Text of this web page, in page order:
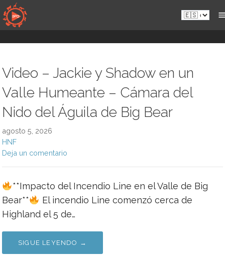
Saltar
al
contenido
Es.sportsmansparadiseonline.com
Video – Jackie y Shadow en un
Valle Humeante – Cámara del
Nido del Águila de Big Bear
agosto 5, 2026
HNF
Deja un comentario
**Impacto del Incendio Line en el Valle de Big
Bear**
El incendio Line comenzó cerca de
Highland el 5 de…
SIGUE LEYENDO →